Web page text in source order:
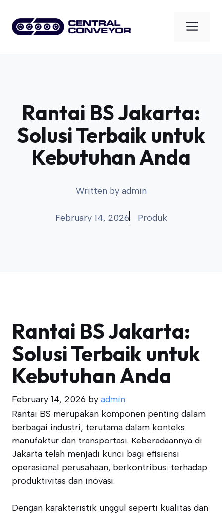
content
Rantai BS Jakarta:
Solusi Terbaik untuk
Kebutuhan Anda
Written by admin
February 14, 2026 Produk
Rantai BS Jakarta:
Solusi Terbaik untuk
Kebutuhan Anda
February 14, 2026 by admin
Rantai BS merupakan komponen penting dalam
berbagai industri, terutama dalam konteks
manufaktur dan transportasi. Keberadaannya di
Jakarta telah menjadi kunci bagi efisiensi
operasional perusahaan, berkontribusi terhadap
produktivitas dan inovasi.
Dengan karakteristik unggul seperti kualitas dan